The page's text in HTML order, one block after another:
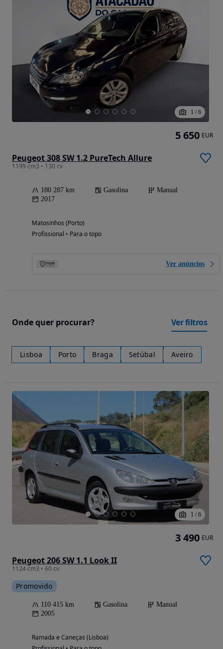
1 / 6
Peugeot 308 SW 1.2 PureTech Allure
1199 cm3 • 130 cv
180 287 km Gasolina
Manual
2017
Matosinhos (Porto)
Profissional • Para o topo
Ver anúncios
5 650 EUR
Onde quer procurar? Ver filtros
Lisboa Porto Braga Setúbal Aveiro
1 / 6
Peugeot 206 SW 1.1 Look II
1124 cm3 • 60 cv
Promovido
110 415 km Gasolina
Manual
2005
Ramada e Caneças (Lisboa)
3 490 EUR